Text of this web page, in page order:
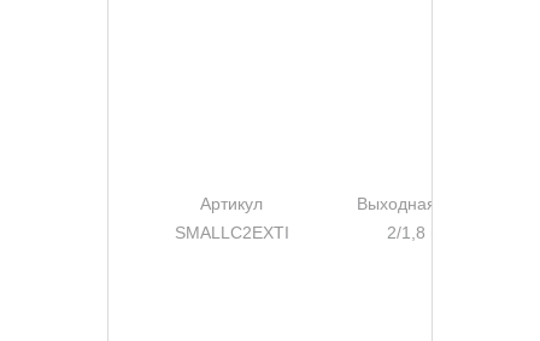
Артикул
Выходная мощность
SMALLC2EXTI
2/1,8 кВА/кВт